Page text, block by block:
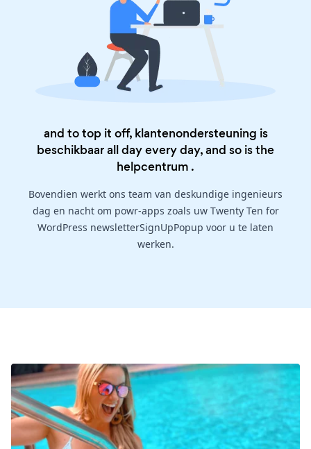
and to top it off, klantenondersteuning is
beschikbaar all day every day, and so is the
helpcentrum .
Bovendien werkt ons team van deskundige ingenieurs
dag en nacht om powr-apps zoals uw Twenty Ten for
WordPress newsletterSignUpPopup voor u te laten
werken.